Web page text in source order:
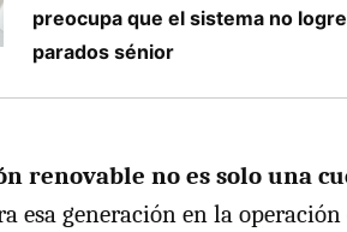
preocupa que el sistema no
parados sénior
renovable no es solo una
esa generación en la